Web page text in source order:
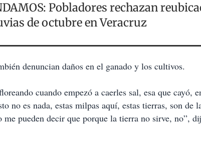
Pobladores rechazan
de octubre en Veracruz
denuncian daños en el ganado y los cultivos.
cuando empezó a caerles sal, esa que cayó,
no es nada, estas milpas aquí, estas tierras, son de
pueden decir que porque la tierra no sirve, no”,